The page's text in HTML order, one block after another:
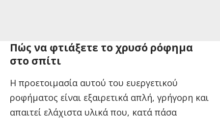
Πώς να φτιάξετε το χρυσό ρόφημα
στο σπίτι
Η προετοιμασία αυτού του ευεργετικού
ροφήματος είναι εξαιρετικά απλή, γρήγορη και
απαιτεί ελάχιστα υλικά που, κατά πάσα